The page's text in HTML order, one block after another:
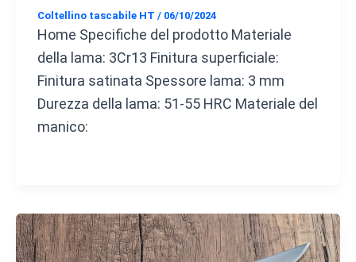
Coltellino tascabile HT / 06/10/2024
Home Specifiche del prodotto Materiale
della lama: 3Cr13 Finitura superficiale:
Finitura satinata Spessore lama: 3 mm
Durezza della lama: 51-55 HRC Materiale del
manico: